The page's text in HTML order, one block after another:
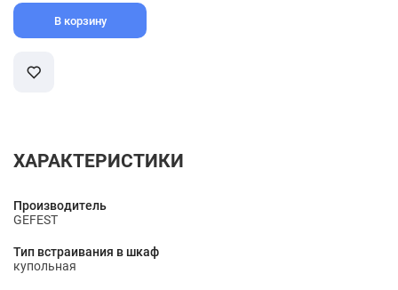
В корзину
ХАРАКТЕРИСТИКИ
Производитель
GEFEST
Тип встраивания в шкаф
купольная